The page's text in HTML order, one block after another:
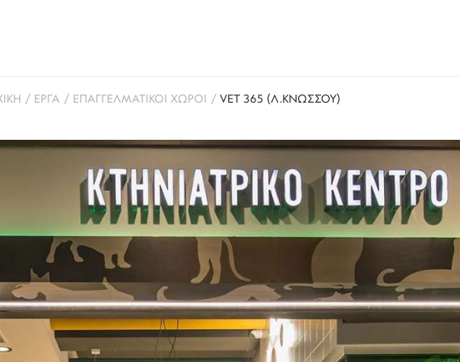
/ ΕΡΓΑ / ΕΠΑΓΓΕΛΜΑΤΙΚΟΙ ΧΩΡΟΙ / VET 365 (Λ.ΚΝΩΣΣΟΥ)